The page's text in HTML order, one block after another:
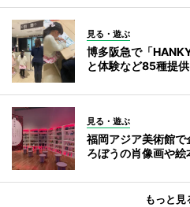
見る・遊ぶ
博多阪急で「
と体験など85種提供
見る・遊ぶ
福岡アジア美術館
ろぼうの肖像画や絵
もっと見